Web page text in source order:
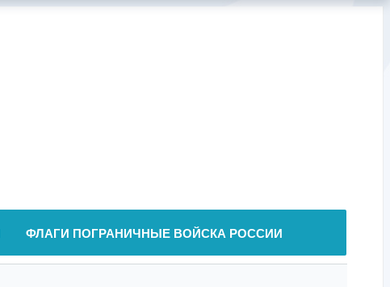
ФЛАГИ ПОГРАНИЧНЫЕ ВОЙСКА РОССИИ